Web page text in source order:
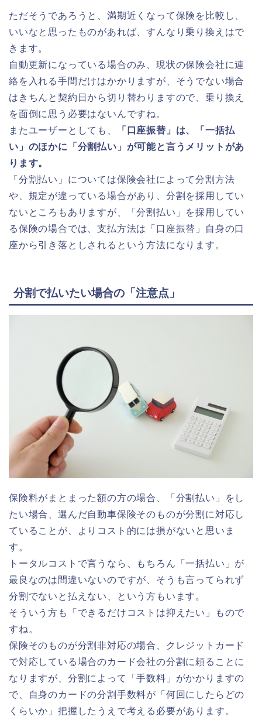
ただそうであろうと、満期近くなって保険を比較し、
いいなと思ったものがあれば、すんなり乗り換えはで
きます。
自動更新になっている場合のみ、現状の保険会社に連
絡を入れる手間だけはかかりますが、そうでない場合
はきちんと契約日から切り替わりますので、乗り換え
を面倒に思う必要はないんですね。
またユーザーとしても、
「口座振替」は、「一括払
い」のほかに「分割払い」が可能と言うメリットがあ
ります。
「分割払い」については保険会社によって分割方法
や、規定が違っている場合があり、分割を採用してい
ないところもありますが、「分割払い」を採用してい
る保険の場合では、支払方法は「口座振替」自身の口
座から引き落としされるという方法になります。
分割で払いたい場合の「注意点」
保険料がまとまった額の方の場合、「分割払い」をし
たい場合、選んだ自動車保険そのものが分割に対応し
ていることが、よりコスト的には損がないと思いま
す。
トータルコストで言うなら、もちろん「一括払い」が
最良なのは間違いないのですが、そうも言ってられず
分割でないと払えない、という方もいます。
そういう方も「できるだけコストは抑えたい」もので
すね。
保険そのものが分割非対応の場合、クレジットカード
で対応している場合のカード会社の分割に頼ることに
なりますが、分割によって「手数料」がかかりますの
で、自身のカードの分割手数料が「何回にしたらどの
くらいか」把握したうえで考える必要があります。